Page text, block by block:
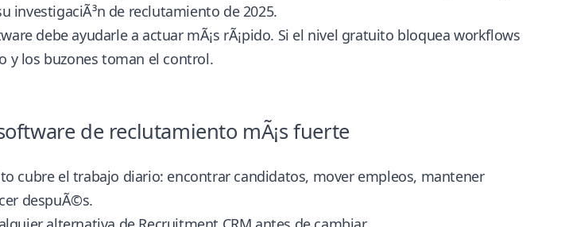
investigaciÃ³n de reclutamiento de 2025.
debe ayudarle a actuar mÃ¡s rÃ¡pido. Si el nivel gratuito bloquea workflows
y los buzones toman el control.
de reclutamiento mÃ¡s fuerte
cubre el trabajo diario: encontrar candidatos, mover empleos, mantener
despuÃ©s.